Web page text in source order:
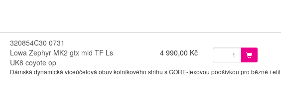
320854C30 0731
Lowa Zephyr MK2 gtx mid TF Ls
UK8 coyote op
4 990,00 Kč
Dámská dynamická víceúčelová obuv kotníkového střihu s GORE-texovou podšívkou pro běžné i